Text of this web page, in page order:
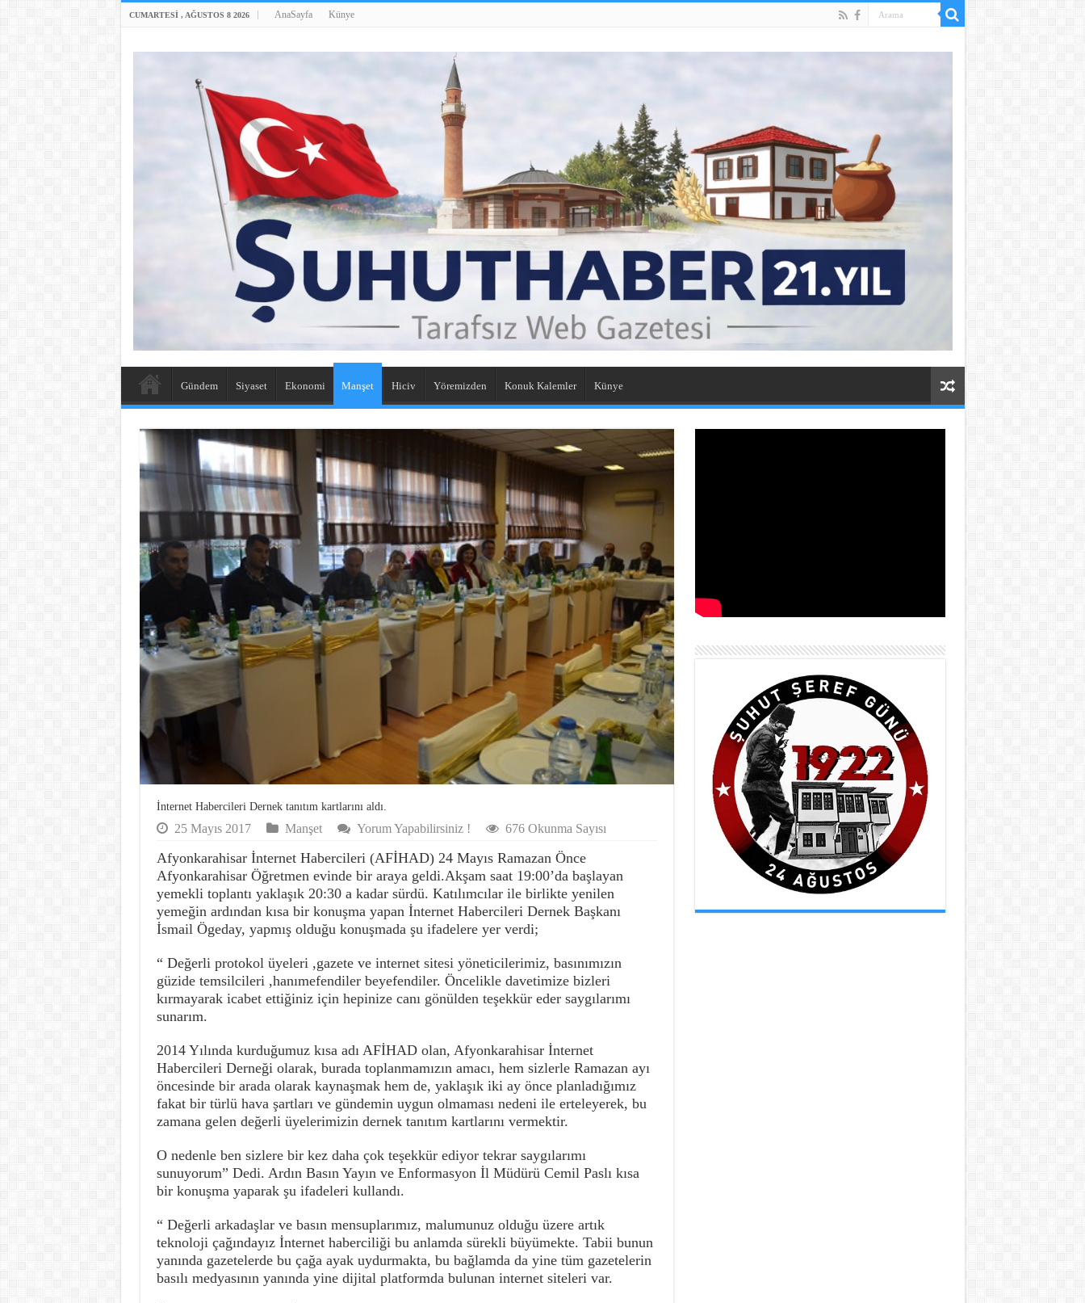
CUMARTESI , AĞUSTOS 8 2026 AnaSayfa Künye
Gündem Siyaset Ekonomi Manşet Hiciv Yöremizden Konuk Kalemler Künye
İnternet Habercileri Dernek tanıtım kartlarını aldı.
25 Mayıs 2017 Manşet Yorum Yapabilirsiniz ! 676 Okunma Sayısı
Afyonkarahisar İnternet Habercileri (AFİHAD) 24 Mayıs Ramazan Önce
Afyonkarahisar Öğretmen evinde bir araya geldi.Akşam saat 19:00’da başlayan
yemekli toplantı yaklaşık 20:30 a kadar sürdü. Katılımcılar ile birlikte yenilen
yemeğin ardından kısa bir konuşma yapan İnternet Habercileri Dernek Başkanı
İsmail Ögeday, yapmış olduğu konuşmada şu ifadelere yer verdi;
“ Değerli protokol üyeleri ,gazete ve internet sitesi yöneticilerimiz, basınımızın
güzide temsilcileri ,hanımefendiler beyefendiler. Öncelikle davetimize bizleri
kırmayarak icabet ettiğiniz için hepinize canı gönülden teşekkür eder saygılarımı
sunarım.
2014 Yılında kurduğumuz kısa adı AFİHAD olan, Afyonkarahisar İnternet
Habercileri Derneği olarak, burada toplanmamızın amacı, hem sizlerle Ramazan ayı
öncesinde bir arada olarak kaynaşmak hem de, yaklaşık iki ay önce planladığımız
fakat bir türlü hava şartları ve gündemin uygun olmaması nedeni ile erteleyerek, bu
zamana gelen değerli üyelerimizin dernek tanıtım kartlarını vermektir.
O nedenle ben sizlere bir kez daha çok teşekkür ediyor tekrar saygılarımı
sunuyorum” Dedi. Ardın Basın Yayın ve Enformasyon İl Müdürü Cemil Paslı kısa
bir konuşma yaparak şu ifadeleri kullandı.
“ Değerli arkadaşlar ve basın mensuplarımız, malumunuz olduğu üzere artık
teknoloji çağındayız İnternet haberciliği bu anlamda sürekli büyümekte. Tabii bunun
yanında gazetelerde bu çağa ayak uydurmakta, bu bağlamda da yine tüm gazetelerin
basılı medyasının yanında yine dijital platformda bulunan internet siteleri var.